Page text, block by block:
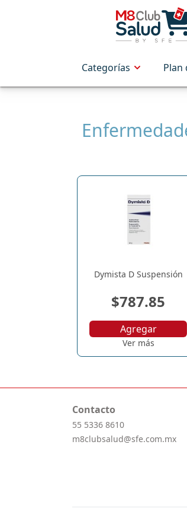
Categorías Plan
Dymista D Suspensión
$787.85
Agregar
Ver más
Contacto
55 5336 8610
m8clubsalud@sfe.com.mx